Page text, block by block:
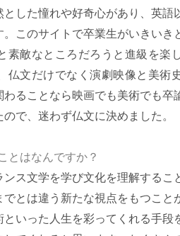
した憧れや好奇心があり、英語
このサイトで卒業生がいきいき
素敵なところだろうと進級を楽
仏文だけでなく演劇映像と美術
ることなら映画でも美術でも卒
で、迷わず仏文に決めました。
とはなんですか？
ス文学を学び文化を理解するこ
とは違う新たな視点をもつこと
いった人生を彩ってくれる手段